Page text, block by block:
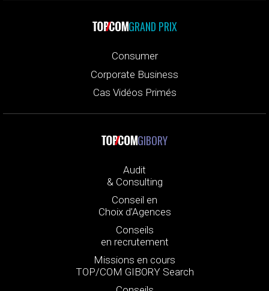
GRAND PRIX
Consumer
Corporate Business
Cas Vidéos Primés
GIBORY
Audit
& Consulting
Conseil en
Choix d’Agences
Conseils
en recrutement
Missions en cours
TOP/COM GIBORY Search